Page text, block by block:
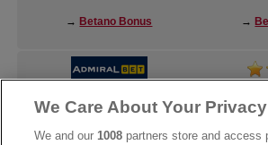
→ Betano Bonus →
→AdmiralBet Bonus →
We Care About Your Privacy
We and our1008 partners store and access